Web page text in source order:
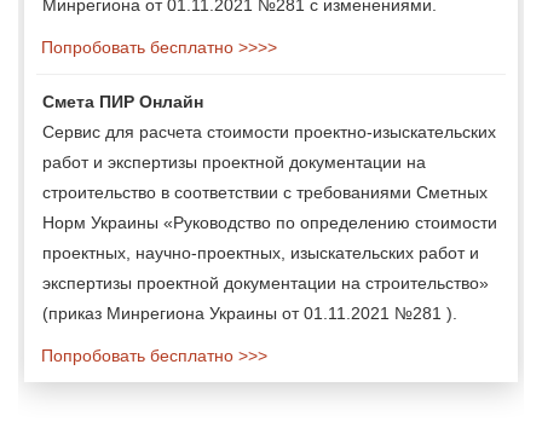
Минрегиона от 01.11.2021 №281 с изменениями.
Попробовать бесплатно >>>>
Смета ПИР Онлайн
Сервис для расчета стоимости проектно-изыскательских
работ и экспертизы проектной документации на
строительство в соответствии с требованиями Сметных
Норм Украины «Руководство по определению стоимости
проектных, научно-проектных, изыскательских работ и
экспертизы проектной документации на строительство»
(приказ Минрегиона Украины от 01.11.2021 №281 ).
Попробовать бесплатно >>>